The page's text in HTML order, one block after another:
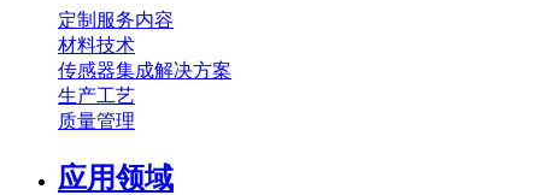
定制服务内容
材料技术
传感器集成解决方案
生产工艺
质量管理
应用领域